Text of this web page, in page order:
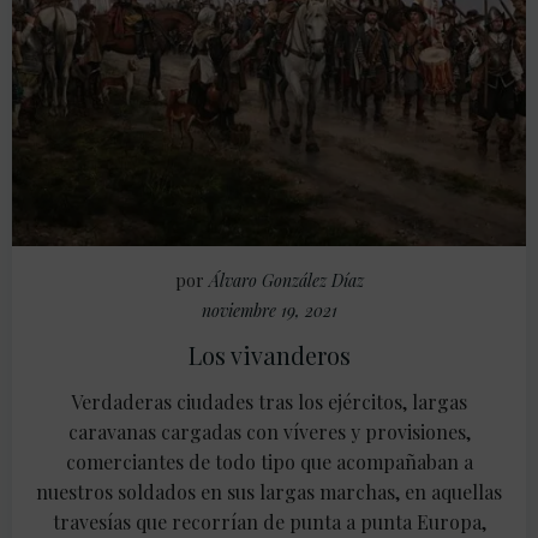
por Álvaro González Díaz
noviembre 19, 2021
Los vivanderos
Verdaderas ciudades tras los ejércitos, largas
caravanas cargadas con víveres y provisiones,
comerciantes de todo tipo que acompañaban a
nuestros soldados en sus largas marchas, en aquellas
travesías que recorrían de punta a punta Europa,